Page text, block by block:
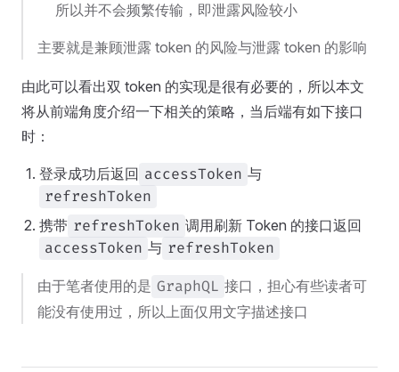
所以并不会频繁传输，即泄露风险较小
主要就是兼顾泄露 token 的风险与泄露 token 的影响
由此可以看出双 token 的实现是很有必要的，所以本文
将从前端角度介绍一下相关的策略，当后端有如下接口
时：
登录成功后返回 accessToken 与
refreshToken
携带 refreshToken 调用刷新 Token 的接口返回
accessToken 与 refreshToken
由于笔者使用的是 GraphQL 接口，担心有些读者可
能没有使用过，所以上面仅用文字描述接口